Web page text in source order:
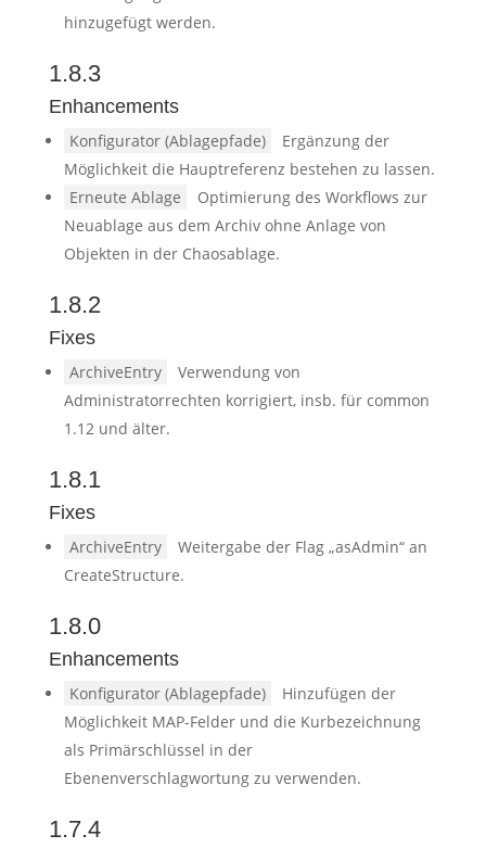
hinzugefügt werden.
1.8.3
Enhancements
Konfigurator (Ablagepfade)
Ergänzung der
Möglichkeit die Hauptreferenz bestehen zu lassen.
Erneute Ablage
Optimierung des Workflows zur
Neuablage aus dem Archiv ohne Anlage von
Objekten in der Chaosablage.
1.8.2
Fixes
ArchiveEntry
Verwendung von
Administratorrechten korrigiert, insb. für common
1.12 und älter.
1.8.1
Fixes
ArchiveEntry
Weitergabe der Flag „asAdmin“ an
CreateStructure.
1.8.0
Enhancements
Konfigurator (Ablagepfade)
Hinzufügen der
Möglichkeit MAP-Felder und die Kurbezeichnung
als Primärschlüssel in der
Ebenenverschlagwortung zu verwenden.
1.7.4